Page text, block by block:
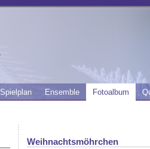
Spielplan Ensemble Fotoalbum
Weihnachtsmöhrchen